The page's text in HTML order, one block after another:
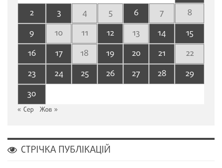
2
3 4 5 6 7
8
9
10 11 12 13 14
15
16
17 18 19 20 21
22
23
24 25 26 27 28
29
30
« Сер Жов »
СТРІЧКА ПУБЛІКАЦІЙ